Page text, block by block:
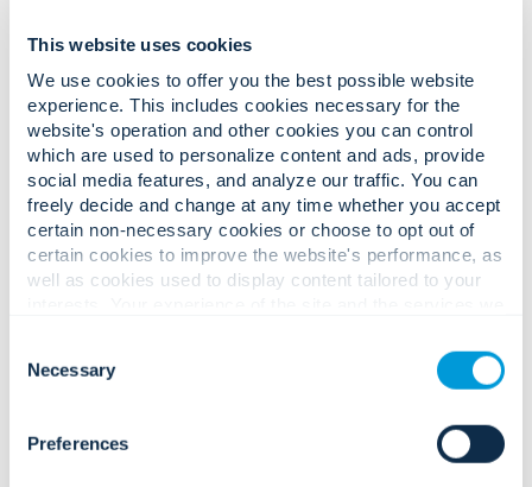
This website uses cookies
We use cookies to offer you the best possible website
experience. This includes cookies necessary for the
website's operation and other cookies you can control
which are used to personalize content and ads, provide
social media features, and analyze our traffic. You can
freely decide and change at any time whether you accept
certain non-necessary cookies or choose to opt out of
certain cookies to improve the website's performance, as
well as cookies used to display content tailored to your
cookies. Click "Show details" below for more information
about who we share your information with.
Selection
Necessary
Preferences
Convergint ha sido reconocida como «Mejor empresa
para trabajar» en la edición 2025-2026 de U.S. News &